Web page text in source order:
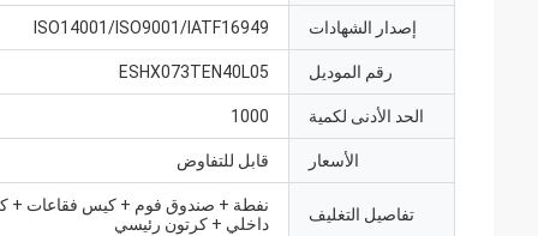
إصدار الشهادات ISO14001/ISO9001/IATF16949
رقم الموديل ESHX073TEN40L05
الحد الأدنى لكمية 1000
الأسعار قابل للتفاوض
تفاصيل التغليف
نفطة + صندوق فوم + كيس فقاعات +
داخلي + كرتون رئيسي